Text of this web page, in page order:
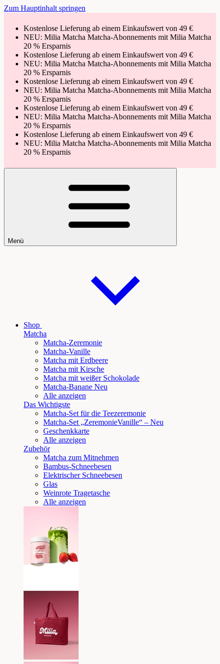
Zum Hauptinhalt springen
Kostenlose Lieferung ab einem Einkaufswert von 49 €
NEU: Milia Matcha Matcha-Abonnements mit Milia Matcha
20 % Ersparnis
Kostenlose Lieferung ab einem Einkaufswert von 49 €
NEU: Milia Matcha Matcha-Abonnements mit Milia Matcha
20 % Ersparnis
Kostenlose Lieferung ab einem Einkaufswert von 49 €
NEU: Milia Matcha Matcha-Abonnements mit Milia Matcha
20 % Ersparnis
Kostenlose Lieferung ab einem Einkaufswert von 49 €
NEU: Milia Matcha Matcha-Abonnements mit Milia Matcha
20 % Ersparnis
Kostenlose Lieferung ab einem Einkaufswert von 49 €
NEU: Milia Matcha Matcha-Abonnements mit Milia Matcha
20 % Ersparnis
Menü
Shop
Matcha
Matcha-Zeremonie
Matcha-Vanille
Matcha mit Erdbeere
Matcha mit Kirsche
Matcha mit weißer Schokolade
Matcha-Banane Neu
Alle anzeigen
Das Wichtigste
Matcha-Set für die Teezeremonie
Matcha-Set „ZeremonieVanille“ – Neu
Geschenkkarte
Alle anzeigen
Zubehör
Matcha zum Mitnehmen
Bambus-Schneebesen
Elektrischer Schneebesen
Glas
Weinrote Tragetasche
Alle anzeigen